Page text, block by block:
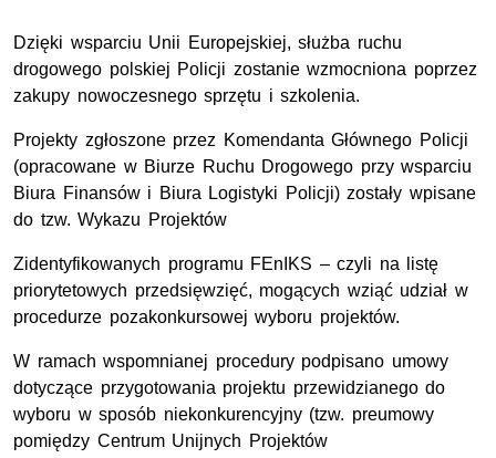
Dzięki wsparciu Unii Europejskiej, służba ruchu
drogowego polskiej Policji zostanie wzmocniona poprzez
zakupy nowoczesnego sprzętu i szkolenia.
Projekty zgłoszone przez Komendanta Głównego Policji
(opracowane w Biurze Ruchu Drogowego przy wsparciu
Biura Finansów i Biura Logistyki Policji) zostały wpisane
do tzw. Wykazu Projektów
Zidentyfikowanych programu FEnIKS – czyli na listę
priorytetowych przedsięwzięć, mogących wziąć udział w
procedurze pozakonkursowej wyboru projektów.
W ramach wspomnianej procedury podpisano umowy
dotyczące przygotowania projektu przewidzianego do
wyboru w sposób niekonkurencyjny (tzw. preumowy
pomiędzy Centrum Unijnych Projektów